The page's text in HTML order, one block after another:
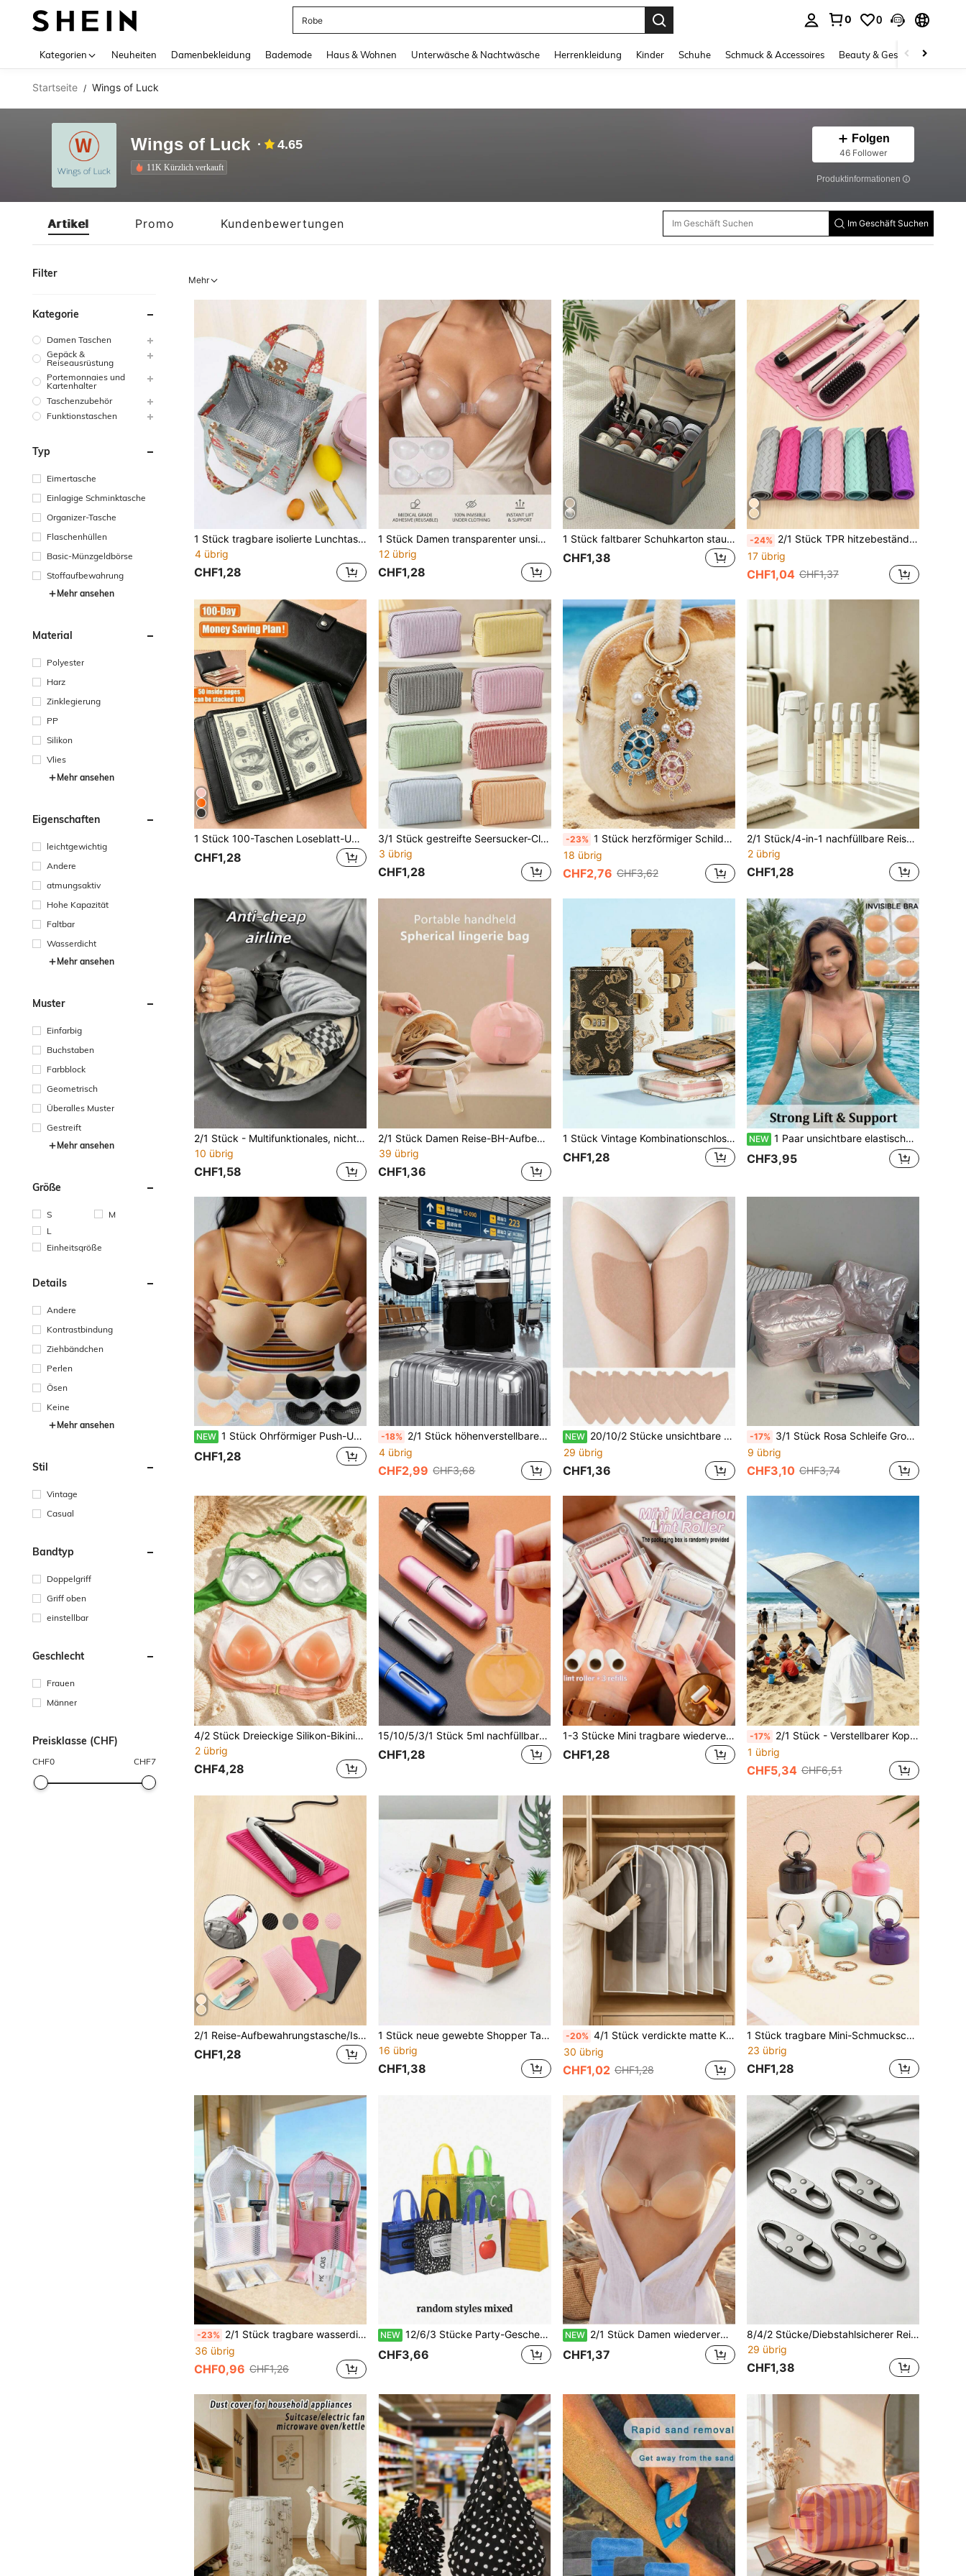
Jumpsuit Damen
0 0
Kategorien Neuheiten Damenbekleidung Bademode Haus & Wohnen Unterwäsche & Nachtwäsche Herrenkleidung Kinder Schuhe Schmuck & Accessoires Beauty & Gesundheit
Startseite / Wings of Luck
Wings of Luck 4.65
11K Kürzlich verkauft
Folgen
46 Follower
Produktinformationen
Artikel Promo Kundenbewertungen Im Geschäft Suchen
Filter
Kategorie
Damen Taschen
Gepäck &
Reiseausrüstung
Portemonnaies und
Kartenhalter
Taschenzubehör
Funktionstaschen
Typ
Eimertasche
Einlagige Schminktasche
Organizer-Tasche
Flaschenhüllen
Basic-Münzgeldbörse
Stoffaufbewahrung
Mehr ansehen
Material
Polyester
Harz
Zinklegierung
PP
Silikon
Vlies
Mehr ansehen
Eigenschaften
leichtgewichtig
Andere
atmungsaktiv
Hohe Kapazität
Faltbar
Wasserdicht
Mehr ansehen
Muster
Einfarbig
Buchstaben
Farbblock
Geometrisch
Überalles Muster
Gestreift
Mehr ansehen
Größe
S
M
L
Einheitsgröße
Details
Andere
Kontrastbindung
Ziehbändchen
Perlen
Ösen
Keine
Mehr ansehen
Stil
Vintage
Casual
Bandtyp
Doppelgriff
Griff oben
einstellbar
Geschlecht
Frauen
Männer
Preisklasse (CHF)
CHF0 CHF7
Mehr
1 Stück tragbare isolierte Lunchtasche, auslaufsichere handgehaltene Kühltasche für Lebensmittel, unverzichtbar für die Schule, auch geeignet für Camping, Picknick, Strandurlaub und Outdoor-Reiseaktivitäten.
4 übrig
CHF1,28
1 Stück Damen transparenter unsichtbarer BH, wiederverwendbares Silikonmaterial, trägerlos und rückenfrei, geeignet für Badebekleidung, Hochzeitskleid, rückenfreie Outfits
12 übrig
CHF1,28
1 Stück faltbarer Schuhkarton staubdichter Aufbewahrungsorganizer, unverzichtbar für Schulwohnheim, Reisebedarf, Sommer-Sonderangebot, Halloween-Geschenk
CHF1,38
-24% 2/1 Stück TPR hitzebeständige Matte, doppelschichtige isolierte Reisetasche, unverzichtbar für den Schulanfang im Wohnheim, kompatibel mit Lockenstab
17 übrig
CHF1,04 CHF1,37
1 Stück 100-Taschen Loseblatt-Umschlag, Geldspar-Ordner, tragbare schwarze Geldbörse, 100-Tage Schulanfang-Sparplan, Sommer-Special, Halloween-Geschenk
CHF1,28
3/1 Stück gestreifte Seersucker-Clutch mit Reißverschluss, tragbare Make-up- und Kulturbeutel-Organizer-Tasche für Damen, leichte Aufbewahrungstasche für Sommer, Strandurlaub und Reisen
3 übrig
CHF1,28
-23% 1 Stück herzförmiger Schildkröten-Dekorations-Autoschlüsselanhänger, geeignet für Schul- und Wohnheimschlüssel, multifunktionaler Schlüsselanhänger-Anhänger für Geldbörse und Tasche
18 übrig
CHF2,76 CHF3,62
2/1 Stück/4-in-1 nachfüllbare Reiseflaschen, auslaufsicherer Shampoo-Spender mit Pumpenkopf, tragbare Aufbewahrungsbox, unverzichtbar für Reisen und Urlaub
2 übrig
CHF1,28
2/1 Stück - Multifunktionales, nicht gefülltes weiches Plüsch-Aufbewahrungskissen für Reisen, tragbares Reise-Essential-Accessoire, geeignet für Urlaub, Outdoor und Roadtrips
10 übrig
CHF1,58
2/1 Stück Damen Reise-BH-Aufbewahrungstasche, tragbarer Koffer-Organizer, Mehrfach-Fächer Kleidung, BH und Zubehör Aufbewahrungstasche
39 übrig
CHF1,36
1 Stück Vintage Kombinationschloss Sparbuch, essenzielle Damen Geldbörse für Schulsparplan, Damen Reiseorganizer, Halloween Geschenk
CHF1,28
NEW 1 Paar unsichtbare elastische Hebeträger, selbstklebend, trägerlos, unsichtbarer Stil, geeignet für Urlaubs- und Reiseessentials sowie Halloween
CHF3,95
NEW 1 Stück Ohrförmiger Push-Up Selbstklebender Silikon-BH, nahtlos wiederverwendbar, in Nude und Schwarz erhältlich, geeignet für formelle Kleider, Partys, Abendessen, Abschlussfeiern und Dates
CHF1,28
-18% 2/1 Stück höhenverstellbarer offener Becherhalter als Zubehör für Gepäck, multifunktionale Gepäckpacktasche, Unisex Reiseessentials, Kreuzfahrt-Reisenotwendigkeit
4 übrig
CHF2,99 CHF3,68
NEW 20/10/2 Stücke unsichtbare Anti-Scheuer-Oberschenkelbänder, Oberschenkel-Reibungsschutz-Klebeband, transparente Schutzpads, geeignet für die Innenseite der Oberschenkel und Waden von Frauen, C
29 übrig
CHF1,36
-17% 3/1 Stück Rosa Schleife Große Kapazität Reise Make-up Tasche Set, Essentielle Aufbewahrungstasche für Schulanfang, College Wohnheim Must-Have Kosmetik Organizer
9 übrig
CHF3,10 CHF3,74
4/2 Stück Dreieckige Silikon-Bikini-Einlagen, weiche dicke Brust-Lift-Pads für Badebekleidung und Dessous, Nude/Transparent wählbar, nicht klebend
2 übrig
CHF4,28
15/10/5/3/1 Stück 5ml nachfüllbare Parfüm Sprühflaschen, Reiseessentials für Frauen, Wohnheim Must-Have Kosmetik Zubehör
CHF1,28
1-3 Stücke Mini tragbare wiederverwendbare Fusselrolle, unverzichtbar für College-Wohnheim-Bett, Reise-Must-Have
CHF1,28
-17% 2/1 Stück - Verstellbarer Kopfschirm-Hut, erweiterte Schirmfläche (30,3 Zoll), windfestes ABS-Material, mit elastischem Nacken, geeignet für Männer und Frauen, unverzichtbares Reise- und Wanderausrüstung, tragbare Strand- und Kreuzfahrt-Zubehör
1 übrig
CHF5,34 CHF6,51
2/1 Reise-Aufbewahrungstasche/Isoliertasche, geeignet für Haarglätter, unverzichtbar für Damenreisen, Kreuzfahrturlaub und Studentenwohnheim
CHF1,28
1 Stück neue gewebte Shopper Tasche für Frauen, multifunktionale 2-in-1 Umhängetasche mit Sicherheitsschloss, Eimer Tasche mit großer Kapazität, abnehmbarer Handgelenkriemen, Griff, INS Stil Einkaufstasche geeignet für Reisen, Arbeit, täglichen Gebrauch und Urlaubsgeschenke
16 übrig
CHF1,38
-20% 4/1 Stück verdickte matte Kleideraufbewahrungstasche mit Vollreißverschluss zum Aufhängen, unverzichtbar für den Schulanfang, Schulwohnheim-Aufbewahrung und Organisation, Reise-Aufbewahrungs-Essential
30 übrig
CHF1,02 CHF1,28
1 Stück tragbare Mini-Schmuckschlüsselanhänger-Box aus Metall für Damen, runde kleine Aufbewahrungsbox für Ringe, Ohrringe und Pillen, winzige Accessoire-Aufbewahrung für Reisen und Outdoor
23 übrig
CHF1,28
-23% 2/1 Stück tragbare wasserdichte Reise-Kulturtasche, Make-up-Pinsel-Aufbewahrungstasche, Schulanfang-Wohnheim-Essentials, Reiseorganizer, Geschenk für Frauen
36 übrig
CHF0,96 CHF1,26
NEW 12/6/3 Stücke Party-Geschenktüten, Vliesstoff, Schul-Thema Tragetaschen, Schreibwaren-Muster Tragetaschen, geeignet für Feiern und Geburtstagsfeiern
CHF3,66
NEW 2/1 Stück Damen wiederverwendbarer nahtloser trägerloser Silikon-Form-BH, wasserdicht unsichtbar, geeignet für Badebekleidung, Kleider, Bikinis, Hochzeitskleider, rückenfreie Oberteile
CHF1,37
8/4/2 Stücke/Diebstahlsicherer Reißverschluss Clip, Doppelöffnung kleiner Karabiner, ein unverzichtbarer Diebstahlsicherer Clip für Reisen und Universitätswohnheime.
29 übrig
CHF1,38